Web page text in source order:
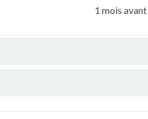
1 mois